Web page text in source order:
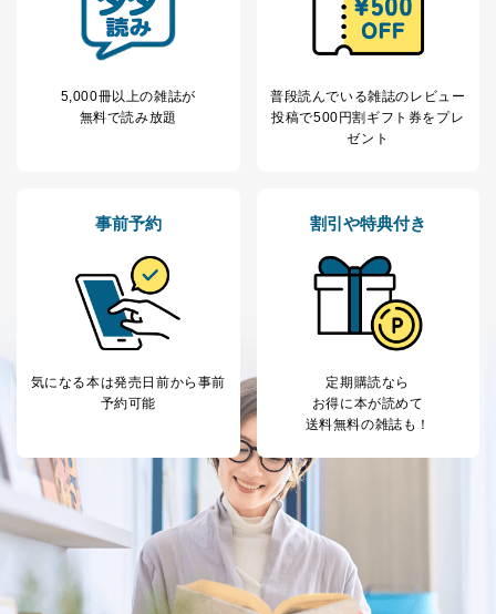
当社の定期購読サ
ービス等をご利用
ｅメール等による商品、サービ
ス、キャンペーン等の広告の案内
閲覧履歴や購買履歴等の情報を分
析して、趣味・嗜好に
応じた新商品・サービスに関する
人情報
当社カスタマーQ＆
Aサービス利用者
ｅメール等によるカスタマーQ＆A
サイトのサービス内容のご案内の
ｅメール等による商品、サービ
るご案内のため
採用応募者の方の
採用選考、ご連絡のため
5
当社の従業者の個
人事、総務などの雇用管理等のた
め
6
パートナー（提携
企業）からの委託
により当社の
定期購読サービス
等をご利用の方の
個人情報
購入商品配送のため
提携企業及びお客様がご購入され
た商品の発売元企業からのｅメー
ル等による商品、
サービス、キャンペーン等の広告
に関するご案内のため
5,000冊以上の雑誌が
無料で読み放題
普段読んでいる雑誌のレビュー
投稿で500円割ギフト券をプレ
ゼント
事前予約
気になる本は発売日前から事前
予約可能
割引や特典付き
定期購読なら
お得に本が読めて
送料無料の雑誌も！